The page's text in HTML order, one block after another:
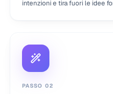
intenzioni e tira fuori le idee
PASSO 02